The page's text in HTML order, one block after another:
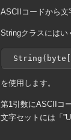
ASCIIコードから文
Stringクラスには
を使用します。
第1引数にASCIIコ
文字セットには「